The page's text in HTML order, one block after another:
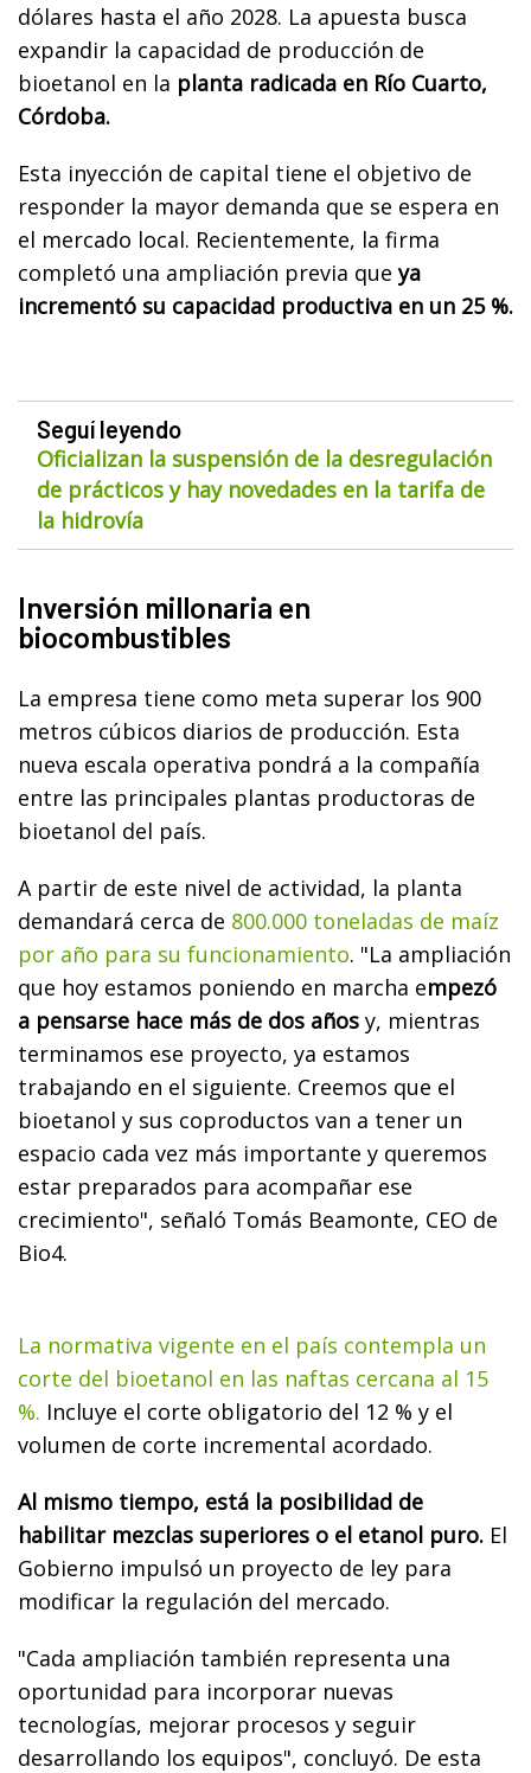
dólares hasta el año 2028. La apuesta busca
expandir la capacidad de producción de
bioetanol en la planta radicada en Río Cuarto,
Córdoba.
Esta inyección de capital tiene el objetivo de
responder la mayor demanda que se espera en
el mercado local. Recientemente, la firma
completó una ampliación previa queya
incrementó su capacidad productiva en un 25 %.
Seguí leyendo
Oficializan la suspensión de la desregulación
de prácticos y hay novedades en la tarifa de
la hidrovía
Inversión millonaria en
biocombustibles
La empresa tiene como meta superar los 900
metros cúbicos diarios de producción. Esta
nueva escala operativa pondrá a la compañía
entre las principales plantas productoras de
bioetanol del país.
A partir de este nivel de actividad, la planta
demandará cerca de 800.000 toneladas de maíz
por año para su funcionamiento. "La ampliación
que hoy estamos poniendo en marcha empezó
a pensarse hace más de dos años y, mientras
terminamos ese proyecto, ya estamos
trabajando en el siguiente. Creemos que el
bioetanol y sus coproductos van a tener un
espacio cada vez más importante y queremos
estar preparados para acompañar ese
crecimiento", señaló Tomás Beamonte, CEO de
Bio4.
La normativa vigente en el país contempla un
corte del bioetanol en las naftas cercana al 15
%. Incluye el corte obligatorio del 12 % y el
volumen de corte incremental acordado.
Al mismo tiempo, está la posibilidad de
habilitar mezclas superiores o el etanol puro. El
Gobierno impulsó un proyecto de ley para
modificar la regulación del mercado.
"Cada ampliación también representa una
oportunidad para incorporar nuevas
tecnologías, mejorar procesos y seguir
desarrollando los equipos", concluyó. De esta